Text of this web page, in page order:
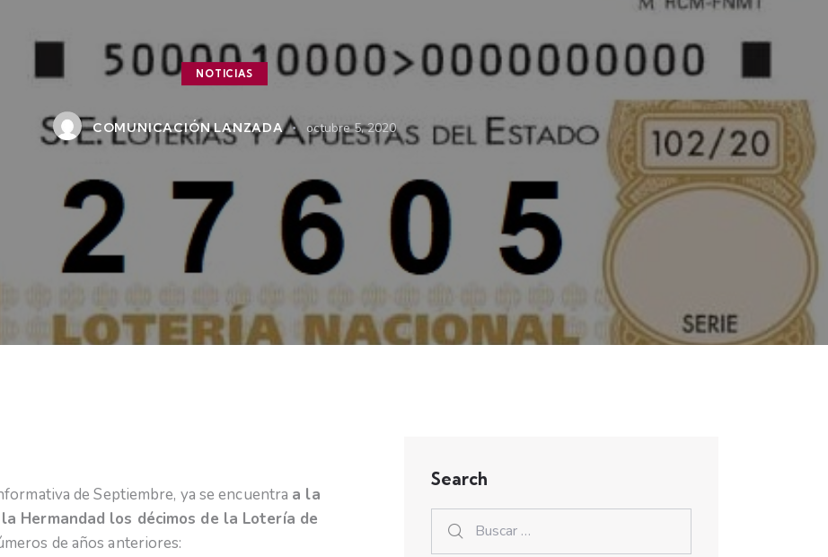
NOTICIAS
COMUNICACIÓN LANZADA octubre 5, 2020
de Septiembre, ya se encuentra a la
Hermandad los décimos de la Lotería de
de años anteriores:
Search